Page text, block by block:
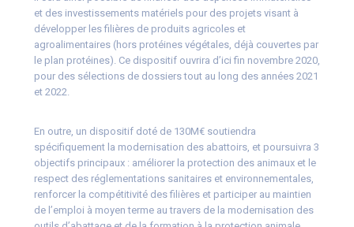
et des investissements matériels pour des projets visant à
développer les filières de produits agricoles et
agroalimentaires (hors protéines végétales, déjà couvertes par
le plan protéines). Ce dispositif ouvrira d’ici fin novembre 2020,
pour des sélections de dossiers tout au long des années 2021
et 2022.
En outre, un dispositif doté de 130M€ soutiendra
spécifiquement la modernisation des abattoirs, et poursuivra 3
objectifs principaux : améliorer la protection des animaux et le
respect des réglementations sanitaires et environnementales,
renforcer la compétitivité des filières et participer au maintien
de l’emploi à moyen terme au travers de la modernisation des